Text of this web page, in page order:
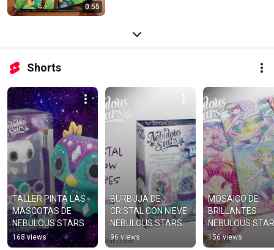
0:55
Shorts
TALLER PINTA LAS
MASCOTAS DE
NEBULOUS STARS
168 views
BURBUJA DE
CRISTAL CON NIEVE
NEBULOUS STARS
96 views
MOSAICO DE
BRILLANTES
NEBULOUS
156 views